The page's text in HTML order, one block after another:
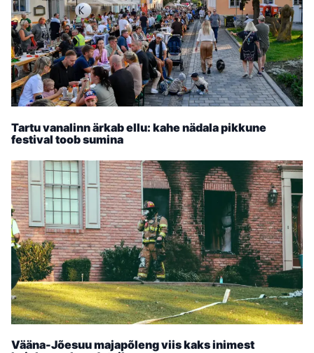
Tartu vanalinn ärkab ellu: kahe nädala pikkune
festival toob sumina
Vääna-Jõesuu majapõleng viis kaks inimest